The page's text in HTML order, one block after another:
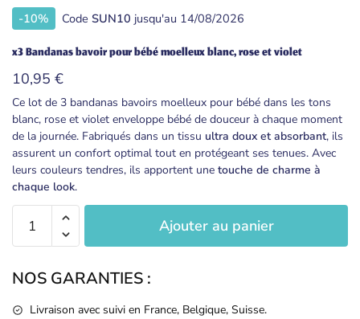
-10% Code SUN10 jusqu'au 14/08/2026
x3 Bandanas bavoir pour bébé moelleux blanc, rose et violet
10,95 €
Ce lot de 3 bandanas bavoirs moelleux pour bébé dans les tons
blanc, rose et violet enveloppe bébé de douceur à chaque moment
de la journée. Fabriqués dans un tissu ultra doux et absorbant, ils
assurent un confort optimal tout en protégeant ses tenues. Avec
leurs couleurs tendres, ils apportent une touche de charme à
chaque look.
Bandanas
pour
Ajouter au panier
NOS GARANTIES :
Livraison avec suivi en France, Belgique, Suisse.